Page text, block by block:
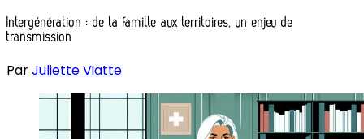
Intergénération : de la famille aux territoires, un enjeu de
transmission
ParJuliette Viatte